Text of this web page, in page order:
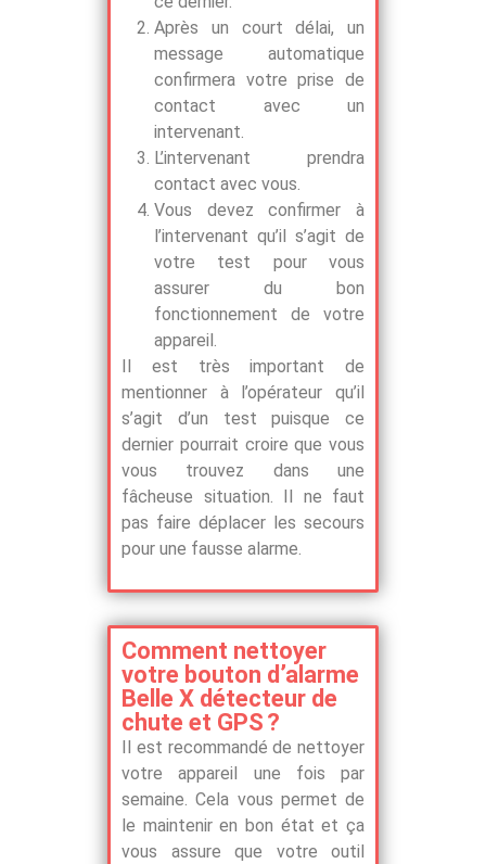
Après un court délai, un
message automatique
confirmera votre prise de
contact avec un
intervenant.
L’intervenant prendra
contact avec vous.
Vous devez confirmer à
l’intervenant qu’il s’agit de
votre test pour vous
assurer du bon
fonctionnement de votre
appareil.
Il est très important de
mentionner à l’opérateur qu’il
s’agit d’un test puisque ce
dernier pourrait croire que vous
vous trouvez dans une
fâcheuse situation. Il ne faut
pas faire déplacer les secours
pour une fausse alarme.
Comment nettoyer
votre bouton d’alarme
Belle X détecteur de
chute et GPS ?
Il est recommandé de nettoyer
votre appareil une fois par
semaine. Cela vous permet de
le maintenir en bon état et ça
vous assure que votre outil